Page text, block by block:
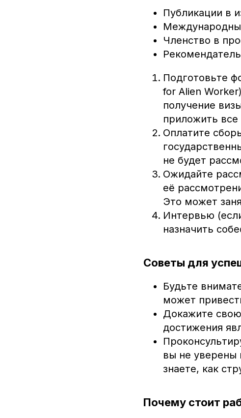
Публикации в
Членство в
Подготовьте
for Alien
получение
приложить все
Оплатите
не будет
Ожидайте
её
Это может
Интервью
назначить
Советы для
Будьте
может
Докажите
достижения
вы не уверены
знаете, как
Почему стоит